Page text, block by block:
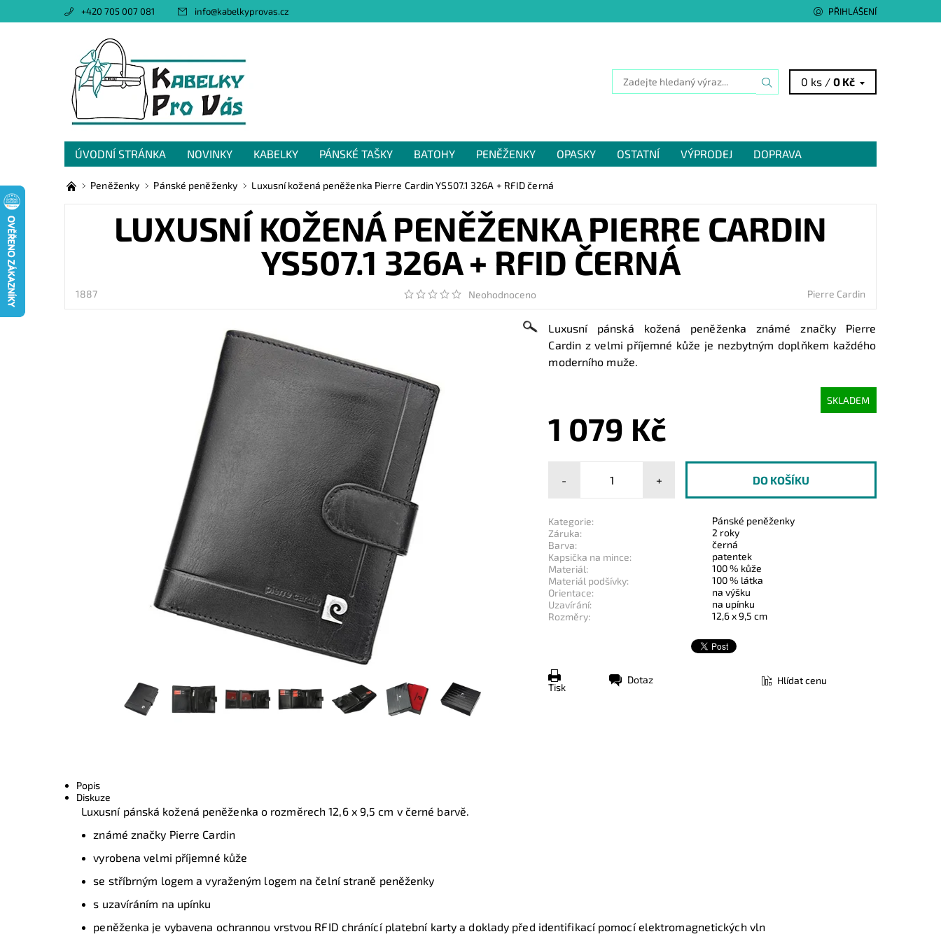
+420 705 007 081 info@kabelkyprovas.cz PŘIHLÁŠENÍ
0 ks /0 Kč
ÚVODNÍ STRÁNKA NOVINKY KABELKY PÁNSKÉ TAŠKY BATOHY PENĚŽENKY OPASKY OSTATNÍ VÝPRODEJ
DOPRAVA
OBCHODNÍ PODMÍNKY
GDPR NAPIŠTE NÁM
Peněženky Pánské peněženky Luxusní kožená peněženka Pierre Cardin YS507.1 326A + RFID černá
LUXUSNÍ KOŽENÁ PENĚŽENKA PIERRE CARDIN
YS507.1 326A + RFID ČERNÁ
1887 Neohodnoceno Pierre Cardin
Luxusní pánská kožená peněženka známé značky Pierre
Cardin z velmi příjemné kůže je nezbytným doplňkem každého
moderního muže.
SKLADEM
1 079 Kč
- +
Kategorie:
Pánské peněženky
Záruka:
2 roky
Barva:
černá
Kapsička na mince:
patentek
Materiál:
100 % kůže
Materiál podšívky:
100 % látka
Orientace:
na výšku
Uzavírání:
na upínku
Rozměry:
12,6 x 9,5 cm
Tisk
Dotaz Hlídat cenu
Popis
Diskuze
Luxusní pánská kožená peněženka o rozměrech12,6 x 9,5 cm v černé barvě.
známé značky Pierre Cardin
vyrobena velmi příjemné kůže
se stříbrným logem a vyraženým logem na čelní straně peněženky
s uzavíráním na upínku
peněženka je vybavena ochrannou vrstvou RFID chránící platební karty a doklady před identifikací pomocí elektromagnetických vln